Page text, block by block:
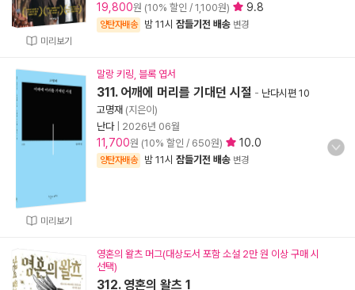
미리보기
19,800원 (10% 할인 / 1,100원) 9.8
양탄자배송 밤 11시 잠들기전 배송 변경
미리보기
말랑 키링, 블록 엽서
311. 어깨에 머리를 기대던 시절 - 난다시편 10
고명재 (지은이)
난다| 2026년 06월
11,700원 (10% 할인 / 650원) 10.0
양탄자배송 밤 11시 잠들기전 배송 변경
영혼의 왈츠 머그(대상도서 포함 소설 2만 원 이상 구매 시
선택)
312. 영혼의 왈츠 1